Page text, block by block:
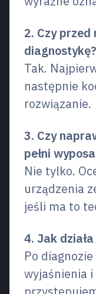
2. Czy
diagnostykę?
Tak.
następnie
rozwiązanie.
3. Czy
pełni
Nie tylko.
urządzenia
jeśli ma to
4. Jak
Po
wyjaśnienia